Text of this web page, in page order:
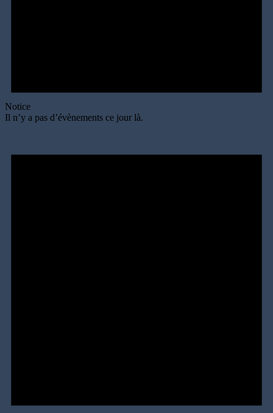
Notice
Il n’y a pas d’évènements ce jour là.